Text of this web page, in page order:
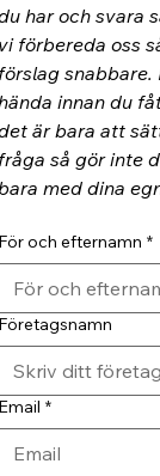
har och svara
förbereda oss
snabbare.
innan du
är bara att
så gör inte
med dina
och efternamn *
*